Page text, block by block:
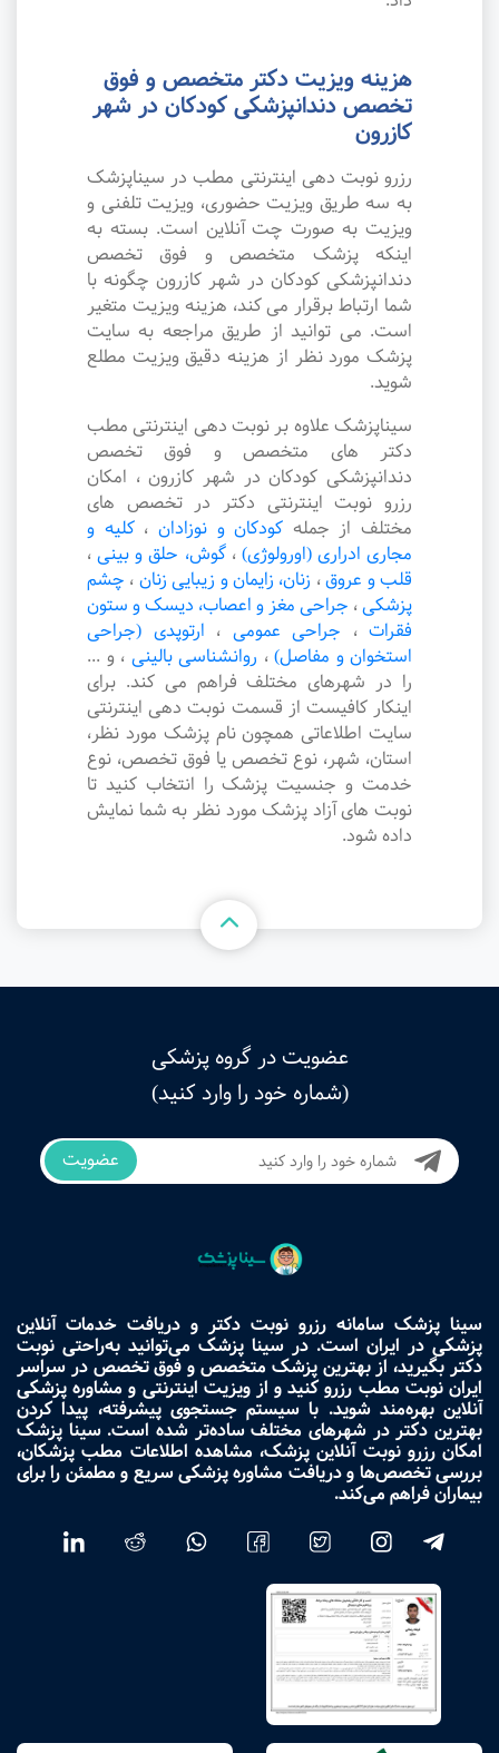
هزینه ویزیت دکتر متخصص و فوق
تخصص دندانپزشکی کودکان در شهر
کازرون
رزرو نوبت دهی اینترنتی مطب در سیناپزشک
به سه طریق ویزیت حضوری، ویزیت تلفنی و
ویزیت به صورت چت آنلاین است. بسته به
اینکه پزشک متخصص و فوق تخصص
دندانپزشکی کودکان در شهر کازرون چگونه با
شما ارتباط برقرار می کند، هزینه ویزیت متغیر
است. می توانید از طریق مراجعه به سایت
پزشک مورد نظر از هزینه دقیق ویزیت مطلع
شوید.
سیناپزشک علاوه بر نوبت دهی اینترنتی مطب
دکتر های متخصص و فوق تخصص
دندانپزشکی کودکان در شهر کازرون ، امکان
رزرو نوبت اینترنتی دکتر در تخصص های
مختلف از جمله کودکان و نوزادان ،کلیه و
مجاری ادراری (اورولوژی) ،گوش، حلق و بینی ،
قلب و عروق، زنان، زایمان و زیبایی زنان ، چشم
پزشکی، جراحی مغز و اعصاب، دیسک و ستون
فقرات ، جراحی عمومی ، ارتوپدی (جراحی
استخوان و مفاصل) ، روانشناسی بالینی ، و ...
را در شهرهای مختلف فراهم می کند. برای
اینکار کافیست از قسمت نوبت دهی اینترنتی
سایت اطلاعاتی همچون نام پزشک مورد نظر،
استان، شهر، نوع تخصص یا فوق تخصص، نوع
خدمت و جنسیت پزشک را انتخاب کنید تا
نوبت های آزاد پزشک مورد نظر به شما نمایش
داده شود.
عضویت در گروه پزشکی
(شماره خود را وارد کنید)
عضویت
سینا پزشک سامانه رزرو نوبت دکتر و دریافت خدمات آنلاین
پزشکی در ایران است. در سینا پزشک می‌توانید به‌راحتی نوبت
دکتر بگیرید، از بهترین پزشک متخصص و فوق تخصص در سراسر
ایران نوبت مطب رزرو کنید و از ویزیت اینترنتی و مشاوره پزشکی
آنلاین بهره‌مند شوید. با سیستم جستجوی پیشرفته، پیدا کردن
بهترین دکتر در شهرهای مختلف ساده‌تر شده است. سینا پزشک
امکان رزرو نوبت آنلاین پزشک، مشاهده اطلاعات مطب پزشکان،
بررسی تخصص‌ها و دریافت مشاوره پزشکی سریع و مطمئن را برای
بیماران فراهم می‌کند.